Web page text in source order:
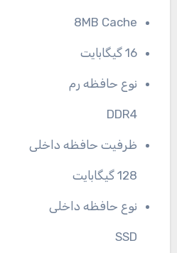
8MB Cache
16 گیگابایت
نوع حافظه رم
DDR4
ظرفیت حافظه داخلی
128 گیگابایت
نوع حافظه داخلی
SSD